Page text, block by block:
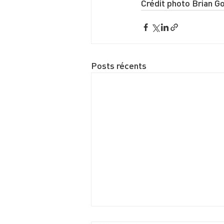
Crédit photo Brian
Posts récents